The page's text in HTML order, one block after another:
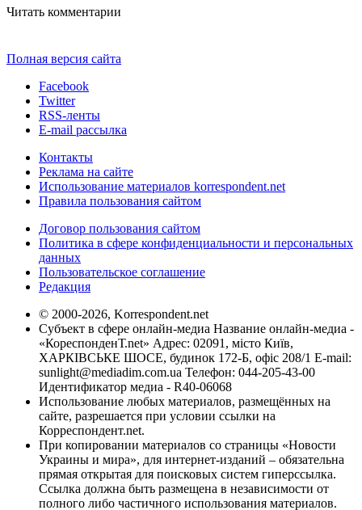
Читать комментарии
Полная версия сайта
Facebook
Twitter
RSS-ленты
E-mail рассылка
Контакты
Реклама на сайте
Использование материалов korrespondent.net
Правила пользования сайтом
Договор пользования сайтом
Политика в сфере конфиденциальности и персональных
данных
Пользовательское соглашение
Редакция
© 2000-2026, Korrespondent.net
Субъект в сфере онлайн-медиа Название онлайн-медиа -
«КореспонденТ.net» Адрес: 02091, місто Київ,
ХАРКІВСЬКЕ ШОСЕ, будинок 172-Б, офіс 208/1 E-mail:
sunlight@mediadim.com.ua Телефон: 044-205-43-00
Идентификатор медиа - R40-06068
Использование любых материалов, размещённых на
сайте, разрешается при условии ссылки на
Корреспондент.net.
При копировании материалов со страницы «Новости
Украины и мира», для интернет-изданий – обязательна
прямая открытая для поисковых систем гиперссылка.
Ссылка должна быть размещена в независимости от
полного либо частичного использования материалов.